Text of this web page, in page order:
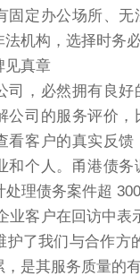
固定办公场所、
机构，选择时务必
见真章
司，必然拥有良好
公司的服务评价
看客户的真实反
和个人。甬港债
处理债务案件超
业客户在回访中表
护了我们与合作方
是其服务质量的有